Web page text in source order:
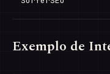
Exemplo de